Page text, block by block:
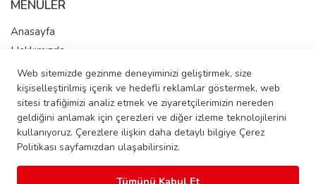
Web sitemizde gezinme deneyiminizi geliştirmek, size
kişiselleştirilmiş içerik ve hedefli reklamlar göstermek, web
sitesi trafiğimizi analiz etmek ve ziyaretçilerimizin nereden
geldiğini anlamak için çerezleri ve diğer izleme teknolojilerini
kullanıyoruz. Çerezlere ilişkin daha detaylı bilgiye Çerez
Politikası sayfamızdan ulaşabilirsiniz.
Tümünü Kabul Et
MENÜLER
Anasayfa
Hakkımızda
Tüm Ürünler
İletişim - Pasta Talep Et
Banka Hesap Bilgileri
Copyright © 2026 Şahinler Ekmek Unlu Mamülleri ve Gıda Tic.